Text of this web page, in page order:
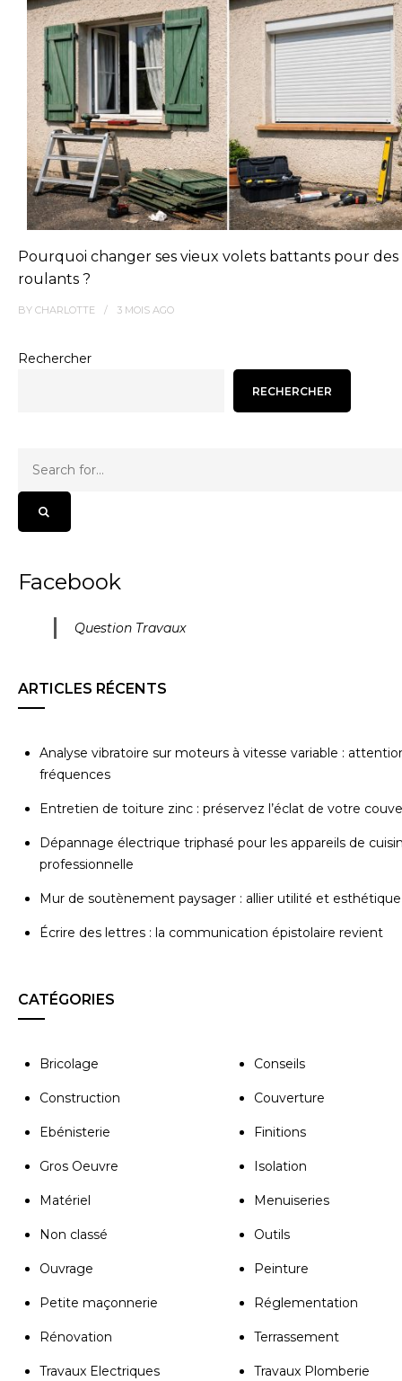
Pourquoi changer ses vieux volets battants pour des
roulants ?
BY CHARLOTTE 3 MOIS AGO
Rechercher
RECHERCHER
Facebook
Question Travaux
ARTICLES RÉCENTS
Analyse vibratoire sur moteurs à vitesse variable :
fréquences
Entretien de toiture zinc : préservez l’éclat de votre
Dépannage électrique triphasé pour les appareils de
professionnelle
Mur de soutènement paysager : allier utilité et esthétique
Écrire des lettres : la communication épistolaire revient
CATÉGORIES
Bricolage Conseils
Construction Couverture
Ebénisterie Finitions
Gros Oeuvre Isolation
Matériel Menuiseries
Non classé Outils
Ouvrage Peinture
Petite maçonnerie Réglementation
Rénovation Terrassement
Travaux Electriques Travaux Plomberie